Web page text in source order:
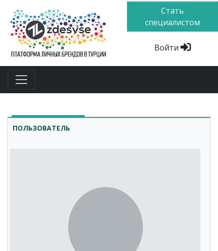
Стать
специалистом
Войти
ПОЛЬЗОВАТЕЛЬ